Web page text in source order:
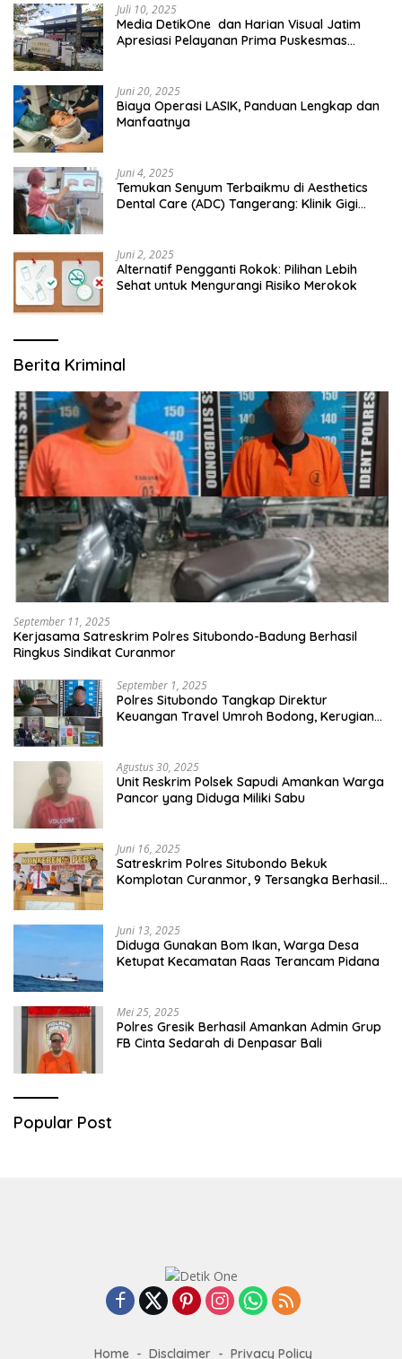
Juli 10, 2025
Media DetikOne dan Harian Visual Jatim
Apresiasi Pelayanan Prima Puskesmas
Juni 20, 2025
Biaya Operasi LASIK, Panduan Lengkap dan
Manfaatnya
Juni 4, 2025
Temukan Senyum Terbaikmu di Aesthetics
Dental Care (ADC) Tangerang: Klinik Gigi
Juni 2, 2025
Alternatif Pengganti Rokok: Pilihan Lebih
Sehat untuk Mengurangi Risiko Merokok
Berita Kriminal
September 11, 2025
Kerjasama Satreskrim Polres Situbondo-Badung Berhasil
Ringkus Sindikat Curanmor
September 1, 2025
Polres Situbondo Tangkap Direktur
Keuangan Travel Umroh Bodong, Kerugian
Agustus 30, 2025
Unit Reskrim Polsek Sapudi Amankan Warga
Pancor yang Diduga Miliki Sabu
Juni 16, 2025
Satreskrim Polres Situbondo Bekuk
Komplotan Curanmor, 9 Tersangka Berhasil
Juni 13, 2025
Diduga Gunakan Bom Ikan, Warga Desa
Ketupat Kecamatan Raas Terancam Pidana
Mei 25, 2025
Polres Gresik Berhasil Amankan Admin Grup
FB Cinta Sedarah di Denpasar Bali
Popular Post
Home Disclaimer Privacy Policy